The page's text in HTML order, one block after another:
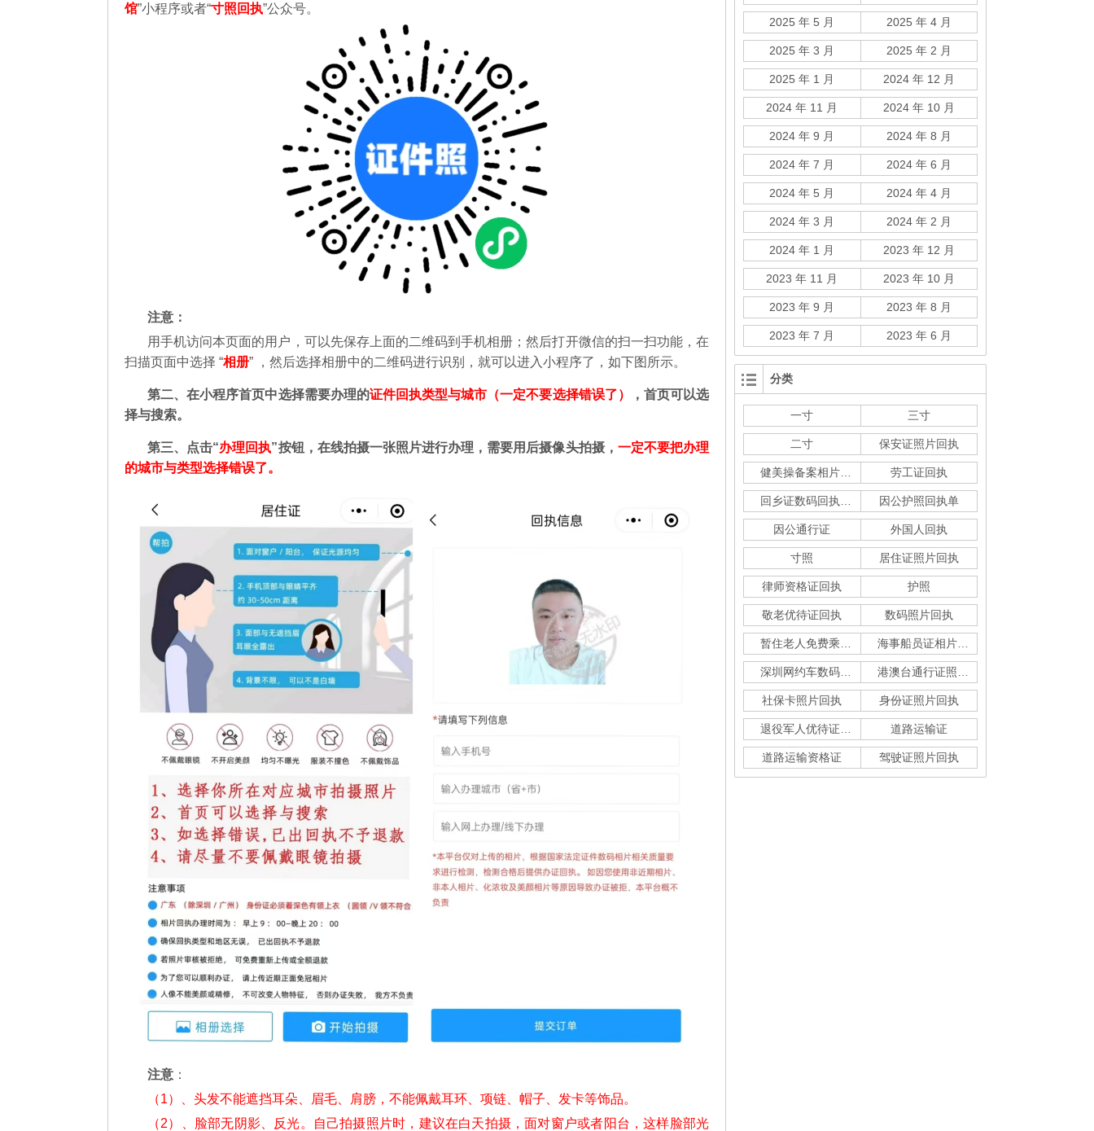
馆”小程序或者“寸照回执”公众号。
注意：
用手机访问本页面的用户，可以先保存上面的二维码到手机相册；然后打开微信的扫一扫功能，在
扫描页面中选择 “相册” ，然后选择相册中的二维码进行识别，就可以进入小程序了，如下图所示。
第二、在小程序首页中选择需要办理的证件回执类型与城市（一定不要选择错误了）
，首页可以选
择与搜索。
第三、点击“办理回执”按钮，在线拍摄一张照片进行办理，需要用后摄像头拍摄， 一定不要把办理
的城市与类型选择错误了。
注意 ：
（1）、头发不能遮挡耳朵、眉毛、肩膀，不能佩戴耳环、项链、帽子、发卡等饰品。
（2）、脸部无阴影、反光。自己拍摄照片时，建议在白天拍摄，面对窗户或者阳台，这样脸部光
2025 年 5 月 2025 年 4 月
2025 年 3 月 2025 年 2 月
2025 年 1 月 2024 年 12 月
2024 年 11 月 2024 年 10 月
2024 年 9 月 2024 年 8 月
2024 年 7 月 2024 年 6 月
2024 年 5 月 2024 年 4 月
2024 年 3 月 2024 年 2 月
2024 年 1 月 2023 年 12 月
2023 年 11 月 2023 年 10 月
2023 年 9 月 2023 年 8 月
2023 年 7 月 2023 年 6 月
分类
一寸 三寸
二寸 保安证照片回执
劳工证回执
因公护照回执单
因公通行证 外国人回执
寸照 居住证照片回执
律师资格证回执 护照
敬老优待证回执 数码照片回执
海事船员证相片采集
社保卡照片回执 身份证照片回执
道路运输证
道路运输资格证 驾驶证照片回执